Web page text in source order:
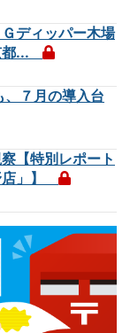
ディッパー木場
都...
、７月の導入台
【特別レポート
店」】